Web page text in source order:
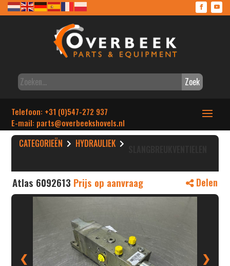
Zoek
Telefoon: +31 (0)547-272 937
E-mail: parts@overbeekshovels.nl
CATEGORIEËN HYDRAULIEK
Atlas 6092613 Prijs op aanvraag Delen
❮ ❯